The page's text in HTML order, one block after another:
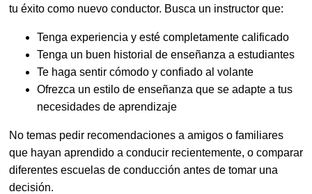
tu éxito como nuevo conductor. Busca un instructor que:
Tenga experiencia y esté completamente calificado
Tenga un buen historial de enseñanza a estudiantes
Te haga sentir cómodo y confiado al volante
Ofrezca un estilo de enseñanza que se adapte a tus
necesidades de aprendizaje
No temas pedir recomendaciones a amigos o familiares
que hayan aprendido a conducir recientemente, o comparar
diferentes escuelas de conducción antes de tomar una
decisión.